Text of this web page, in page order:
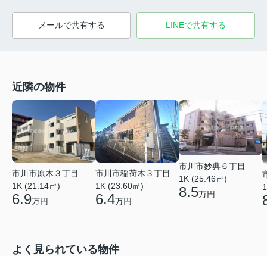
メールで共有する LINEで共有する
近隣の物件
市川市原木３丁目
1K (21.14㎡)
6.9万円
市川市稲荷木３丁目
1K (23.60㎡)
6.4万円
市川市妙典６丁目
1K (25.46㎡)
8.5万円
よく見られている物件